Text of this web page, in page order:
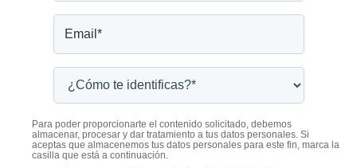
Para poder proporcionarte el contenido solicitado, debemos
almacenar, procesar y dar tratamiento a tus datos personales. Si
aceptas que almacenemos tus datos personales para este fin, marca la
casilla que está a continuación.